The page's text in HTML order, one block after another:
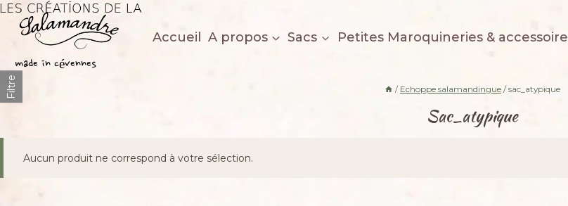
Aller
contenu
Les créations de la salamandre
made in cévennes
Accueil A propos Sacs Petites Maroquineries & accessoire
/ Echoppe salamandingue / sac_atypique
Sac_atypique
Aucun produit ne correspond à votre sélection.
Filtre